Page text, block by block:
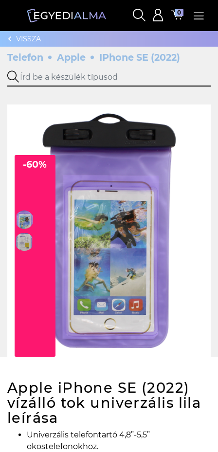
0
VISSZA
Telefon Apple IPhone SE (2022)
-60%
Apple iPhone SE (2022)
vízálló tok univerzális lila
leírása
Univerzális telefontartó 4,8”-5,5”
okostelefonokhoz.